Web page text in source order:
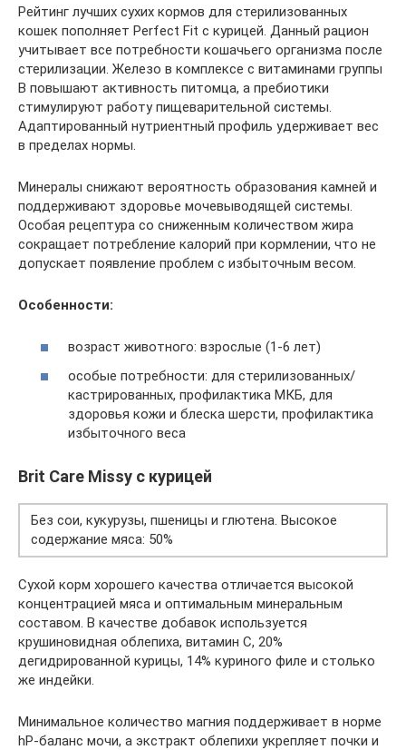
Рейтинг лучших сухих кормов для стерилизованных
кошек пополняет Perfect Fit с курицей. Данный рацион
учитывает все потребности кошачьего организма после
стерилизации. Железо в комплексе с витаминами группы
B повышают активность питомца, а пребиотики
стимулируют работу пищеварительной системы.
Адаптированный нутриентный профиль удерживает вес
в пределах нормы.
Минералы снижают вероятность образования камней и
поддерживают здоровье мочевыводящей системы.
Особая рецептура со сниженным количеством жира
сокращает потребление калорий при кормлении, что не
допускает появление проблем с избыточным весом.
Особенности:
возраст животного: взрослые (1-6 лет)
особые потребности: для стерилизованных/
кастрированных, профилактика МКБ, для
здоровья кожи и блеска шерсти, профилактика
избыточного веса
Brit Care Missy с курицей
Без сои, кукурузы, пшеницы и глютена. Высокое
содержание мяса: 50%
Сухой корм хорошего качества отличается высокой
концентрацией мяса и оптимальным минеральным
составом. В качестве добавок используется
крушиновидная облепиха, витамин C, 20%
дегидрированной курицы, 14% куриного филе и столько
же индейки.
Минимальное количество магния поддерживает в норме
hP-баланс мочи, а экстракт облепихи укрепляет почки и